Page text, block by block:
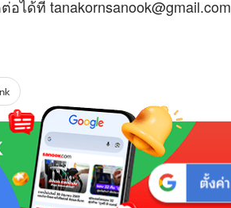
ได้ที่ tanakornsanook@gmail.com